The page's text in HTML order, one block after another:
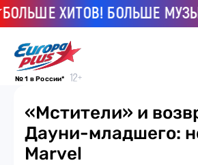
ХИТОВ! БОЛЬШЕ
№ 1 в России*
«Мстители» и
Дауни-младшего:
Marvel